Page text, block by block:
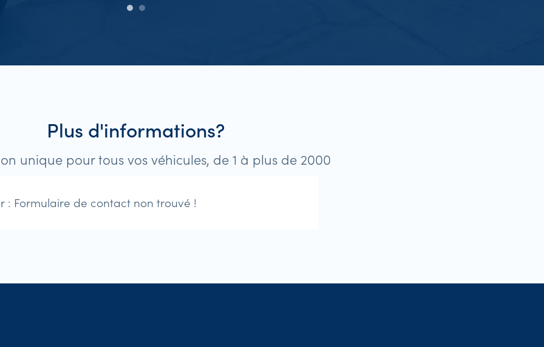
Plus d'informations?
unique pour tous vos véhicules, de 1 à plus de 2000
: Formulaire de contact non trouvé !